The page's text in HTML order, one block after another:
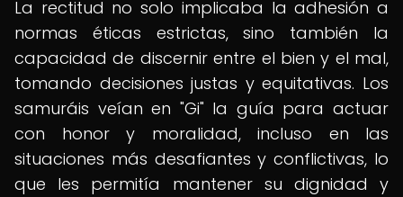
La rectitud no solo implicaba la adhesión a
normas éticas estrictas, sino también la
capacidad de discernir entre el bien y el mal,
tomando decisiones justas y equitativas. Los
samuráis veían en "Gi" la guía para actuar
con honor y moralidad, incluso en las
situaciones más desafiantes y conflictivas, lo
que les permitía mantener su dignidad y